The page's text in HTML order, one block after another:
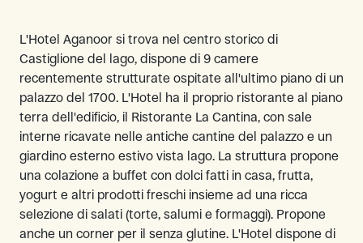
L'Hotel Aganoor si trova nel centro storico di
Castiglione del lago, dispone di 9 camere
recentemente strutturate ospitate all'ultimo piano di un
palazzo del 1700. L'Hotel ha il proprio ristorante al piano
terra dell'edificio, il Ristorante La Cantina, con sale
interne ricavate nelle antiche cantine del palazzo e un
giardino esterno estivo vista lago. La struttura propone
una colazione a buffet con dolci fatti in casa, frutta,
yogurt e altri prodotti freschi insieme ad una ricca
selezione di salati (torte, salumi e formaggi). Propone
anche un corner per il senza glutine. L'Hotel dispone di